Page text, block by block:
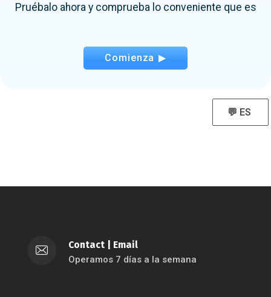
Pruébalo ahora y comprueba lo conveniente que es
Comienza ▶
💬 ES
Contact Email
Operamos 7 días a la semana